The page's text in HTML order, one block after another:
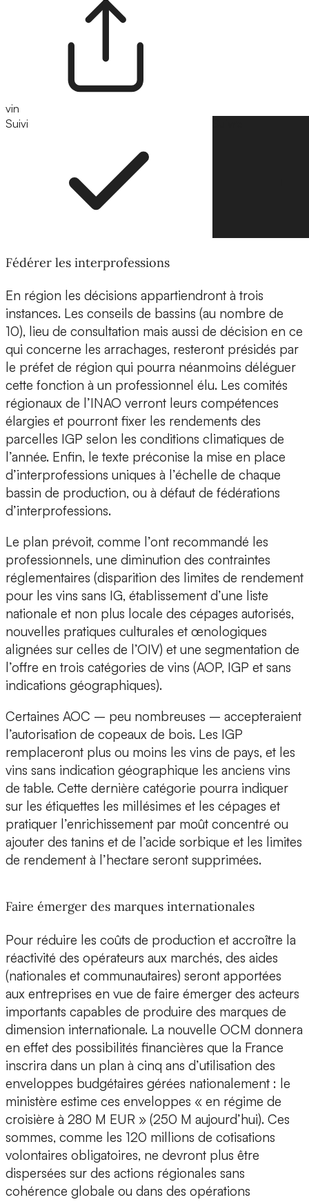
vin
Suivi
Fédérer les interprofessions
En région les décisions appartiendront à trois
instances. Les conseils de bassins (au nombre de
10), lieu de consultation mais aussi de décision en ce
qui concerne les arrachages, resteront présidés par
le préfet de région qui pourra néanmoins déléguer
cette fonction à un professionnel élu. Les comités
régionaux de l’INAO verront leurs compétences
élargies et pourront fixer les rendements des
parcelles IGP selon les conditions climatiques de
l’année. Enfin, le texte préconise la mise en place
d’interprofessions uniques à l’échelle de chaque
bassin de production, ou à défaut de fédérations
d’interprofessions.
Le plan prévoit, comme l’ont recommandé les
professionnels, une diminution des contraintes
réglementaires (disparition des limites de rendement
pour les vins sans IG, établissement d’une liste
nationale et non plus locale des cépages autorisés,
nouvelles pratiques culturales et œnologiques
alignées sur celles de l’OIV) et une segmentation de
l’offre en trois catégories de vins (AOP, IGP et sans
indications géographiques).
Certaines AOC – peu nombreuses – accepteraient
l’autorisation de copeaux de bois. Les IGP
remplaceront plus ou moins les vins de pays, et les
vins sans indication géographique les anciens vins
de table. Cette dernière catégorie pourra indiquer
sur les étiquettes les millésimes et les cépages et
pratiquer l’enrichissement par moût concentré ou
ajouter des tanins et de l’acide sorbique et les limites
de rendement à l’hectare seront supprimées.
Faire émerger des marques internationales
Pour réduire les coûts de production et accroître la
réactivité des opérateurs aux marchés, des aides
(nationales et communautaires) seront apportées
aux entreprises en vue de faire émerger des acteurs
importants capables de produire des marques de
dimension internationale. La nouvelle OCM donnera
en effet des possibilités financières que la France
inscrira dans un plan à cinq ans d’utilisation des
enveloppes budgétaires gérées nationalement : le
ministère estime ces enveloppes « en régime de
croisière à 280 M EUR » (250 M aujourd’hui). Ces
sommes, comme les 120 millions de cotisations
volontaires obligatoires, ne devront plus être
dispersées sur des actions régionales sans
cohérence globale ou dans des opérations